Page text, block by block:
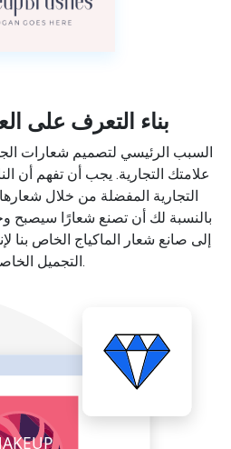
بناء التعرف على
السبب الرئيسي لتصميم شعارات
علامتك التجارية. يجب أن تفهم أن
التجارية المفضلة من خلال
بالنسبة لك أن تصنع شعارًا سيصبح
إلى صانع شعار الماكياج الخاص بنا
التجميل الخاصة بك.